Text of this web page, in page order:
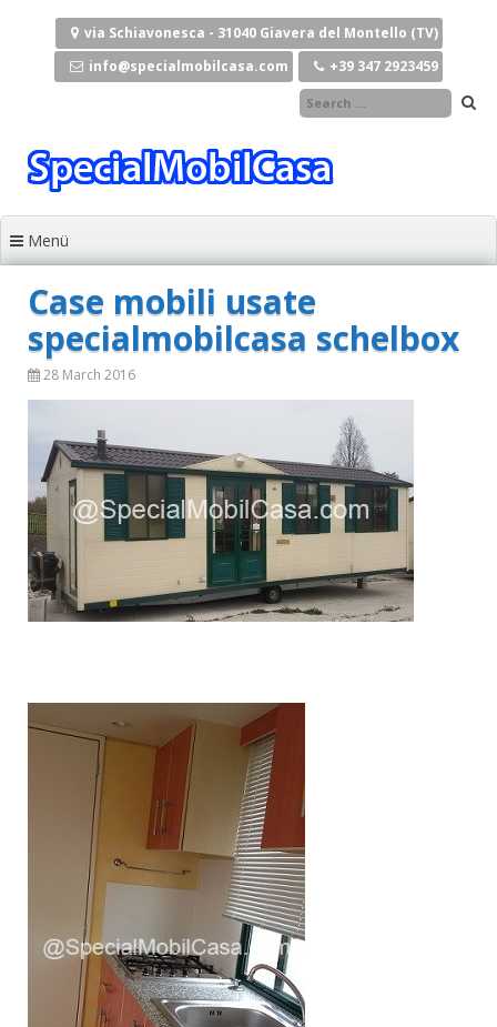
via Schiavonesca - 31040 Giavera del Montello (TV)
info@specialmobilcasa.com
+39 347 2923459
Menü
Case mobili usate
specialmobilcasa schelbox
28 March 2016